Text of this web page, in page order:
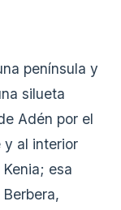
península y
silueta
Adén por el
y al interior
esa